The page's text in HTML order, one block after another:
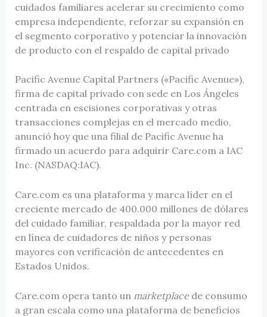
cuidados familiares acelerar su crecimiento como
empresa independiente, reforzar su expansión en
el segmento corporativo y potenciar la innovación
de producto con el respaldo de capital privado
Pacific Avenue Capital Partners («Pacific Avenue»),
firma de capital privado con sede en Los Ángeles
centrada en escisiones corporativas y otras
transacciones complejas en el mercado medio,
anunció hoy que una filial de Pacific Avenue ha
firmado un acuerdo para adquirir Care.com a IAC
Inc. (NASDAQ:IAC).
Care.com es una plataforma y marca líder en el
creciente mercado de 400.000 millones de dólares
del cuidado familiar, respaldada por la mayor red
en línea de cuidadores de niños y personas
mayores con verificación de antecedentes en
Estados Unidos.
Care.com opera tanto un marketplace de consumo
a gran escala como una plataforma de beneficios